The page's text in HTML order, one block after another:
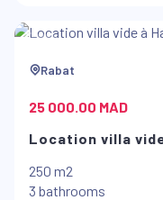
Rabat
25 000.00 MAD
Location villa
250 m2
3 bathrooms